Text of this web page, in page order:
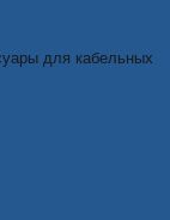
для кабельных